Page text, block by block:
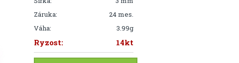
Záruka:
24 mes.
Váha:
3.99g
Ryzost: 14kt